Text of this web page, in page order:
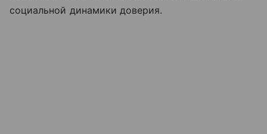
социальной динамики доверия.